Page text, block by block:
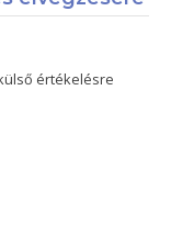
értékelésre